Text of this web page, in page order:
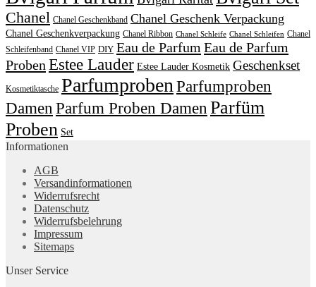
Chanel Chanel Geschenkband Chanel Geschenk Verpackung
Chanel Geschenkverpackung Chanel Ribbon Chanel Schleife Chanel Schleifen Chanel
Schleifenband Chanel VIP DIY Eau de Parfum Eau de Parfum
Proben Estee Lauder Estee Lauder Kosmetik Geschenkset
Kosmetiktasche Parfumproben Parfumproben
Damen Parfum Proben Damen Parfüm
Proben Set
Informationen
AGB
Versandinformationen
Widerrufsrecht
Datenschutz
Widerrufsbelehrung
Impressum
Sitemaps
Unser Service